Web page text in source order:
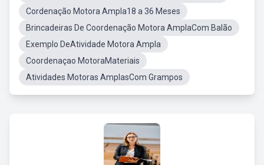
Cordenação Motora Ampla18 a 36 Meses
Brincadeiras De Coordenação Motora AmplaCom Balão
Exemplo DeAtividade Motora Ampla
Coordenaçao MotoraMateriais
Atividades Motoras AmplasCom Grampos